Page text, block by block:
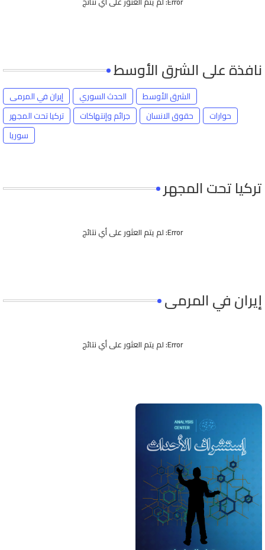
نافذة على الشرق الأوسط
إيران في المرمى الحدث السوري
الشرق الأوسط
تركيا تحت المجهر
جرائم وإنتهاكات حقوق الانسان
حوارات
سوريا
تركيا تحت المجهر
Error: لم يتم العثور على أي نتائج
إيران في المرمى
Error: لم يتم العثور على أي نتائج